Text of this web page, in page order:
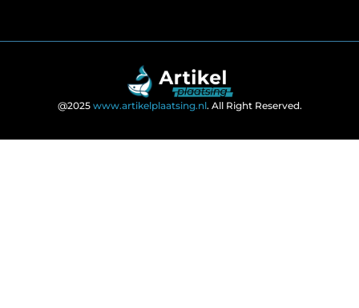
@2025 www.artikelplaatsing.nl. All Right Reserved.